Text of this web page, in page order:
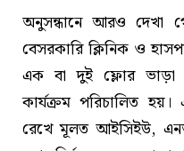
অনুসন্ধানে আরও দেখা
বেসরকারি ক্লিনিক ও
এক বা দুই ফ্লোর ভাড়া
কার্যক্রম পরিচালিত হয়।
রেখে মূলত আইসিইউ,